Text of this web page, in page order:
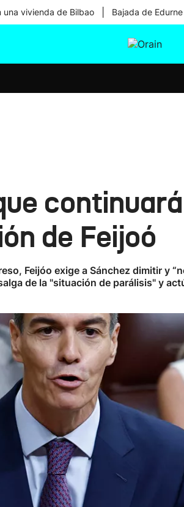
una vivienda de Bilbao Bajada de
de Feijoó
Feijóo exige a Sánchez dimitir y
de la "situación de parálisis" y